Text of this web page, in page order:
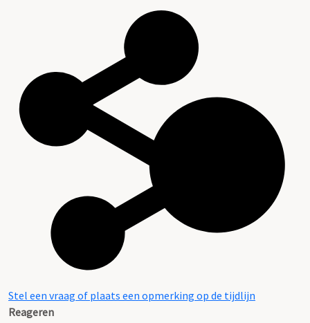
Stel een vraag of plaats een opmerking op de tijdlijn
Reageren